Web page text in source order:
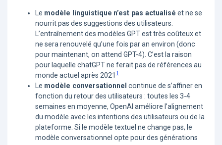
Le modèle linguistique n’est pas actualisé et ne se
nourrit pas des suggestions des utilisateurs.
L’entraînement des modèles GPT est très coûteux et
ne sera renouvelé qu’une fois par an environ (donc
pour maintenant, on attend GPT-4). C’est la raison
pour laquelle chatGPT ne ferait pas de références au
monde actuel après 2021 1
Le modèle conversationnel continue de s’affiner en
fonction du retour des utilisateurs : toutes les 3-4
semaines en moyenne, OpenAI améliore l’alignement
du modèle avec les intentions des utilisateurs ou de la
plateforme. Si le modèle textuel ne change pas, le
modèle conversationnel opte pour des générations